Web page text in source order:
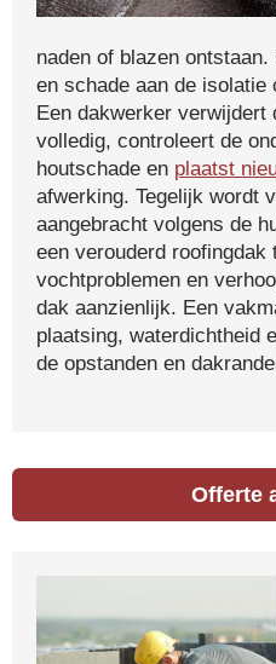
naden of blazen
en schade aan de isolatie
Een dakwerker verwijdert
volledig, controleert de
houtschade en plaatst
afwerking. Tegelijk wordt
aangebracht volgens de
een verouderd
vochtproblemen en
dak aanzienlijk. Een
plaatsing, waterdichtheid
de opstanden en
Offerte